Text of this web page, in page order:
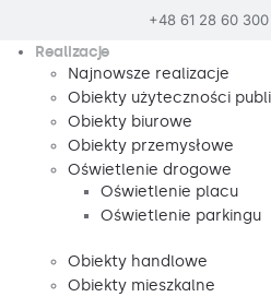
+48 61 28 60 300
Realizacje
Najnowsze realizacje
Obiekty użyteczności
Obiekty biurowe
Obiekty przemysłowe
Oświetlenie drogowe
Oświetlenie placu
Oświetlenie parkingu
Obiekty handlowe
Obiekty mieszkalne